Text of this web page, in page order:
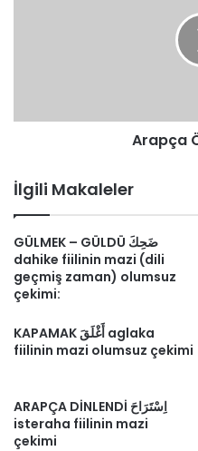
Arapça
İlgili Makaleler
GÜLMEK – GÜLDÜ ضَحِكَ
dahike fiilinin mazi (dili
geçmiş zaman) olumsuz
çekimi:
KAPAMAK أَغْلَقَ aglaka
fiilinin mazi olumsuz çekimi
ARAPÇA DİNLENDİ اِسْتَرَاحَ
isteraha fiilinin mazi
çekimi